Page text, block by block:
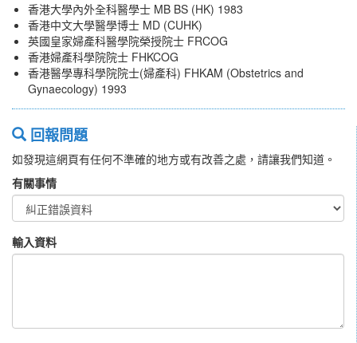
香港大學內外全科醫學士 MB BS (HK) 1983
香港中文大學醫學博士 MD (CUHK)
英國皇家婦產科醫學院榮授院士 FRCOG
香港婦產科學院院士 FHKCOG
香港醫學專科學院院士(婦產科) FHKAM (Obstetrics and
Gynaecology) 1993
回報問題
如發現這網頁有任何不準確的地方或有改善之處，請讓我們知道。
有關事情
輸入資料